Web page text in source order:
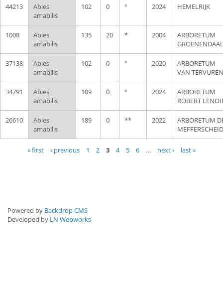
44213
Abies
amabilis
102 0 ° 2024 HEMELRIJK
1008
Abies
amabilis
135 20 * 2004
ARBORETUM
GROENENDAAL
37138
Abies
amabilis
102 0 ° 2020
ARBORETUM
VAN TERVUREN
34791
Abies
amabilis
109 0 ° 2024
ARBORETUM
ROBERT
26610
Abies
amabilis
189 0 ** 2022
ARBORETUM
MEFFERSCHEID
Pages« first ‹ previous 1 2 3 4 5 6 … next › last »
Powered by Backdrop CMS
Developed by LN Webworks